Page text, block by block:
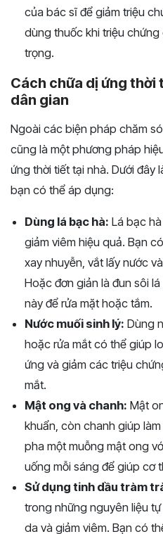
của bác sĩ để giảm triệu
dùng thuốc khi triệu
trọng.
Cách chữa dị ứng thời
dân gian
Ngoài các biện pháp chăm
cũng là một phương pháp
ứng thời tiết tại nhà. Dưới đây
bạn có thể áp dụng:
Dùng lá bạc hà: Lá bạc
giảm viêm hiệu quả. Bạn
xay nhuyễn, vắt lấy nước
Hoặc đơn giản là đun sôi
này để rửa mặt hoặc tắm.
Nước muối sinh lý: Dùng
hoặc rửa mắt có thể giúp
ứng và giảm các triệu
mắt.
Mật ong và chanh: Mật
khuẩn, còn chanh giúp
pha một muỗng mật ong
uống mỗi sáng để giúp cơ
Sử dụng tinh dầu tràm
trong những nguyên liệu
da và giảm viêm. Bạn có